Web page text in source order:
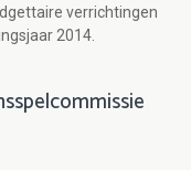
verrichtingen
2014.